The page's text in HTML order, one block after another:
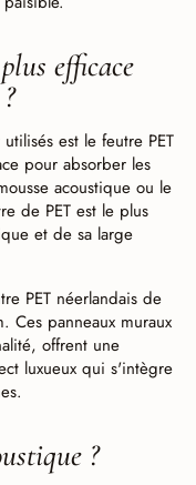
efficace
est le feutre PET
pour absorber les
acoustique ou le
de PET est le plus
et de sa large
PET néerlandais de
Ces panneaux muraux
offrent une
luxueux qui s'intègre
?